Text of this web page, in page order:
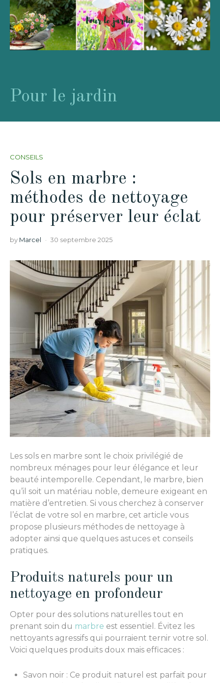
Pour le jardin
CONSEILS
Sols en marbre :
méthodes de nettoyage
pour préserver leur éclat
by Marcel 30 septembre 2025
Les sols en marbre sont le choix privilégié de
nombreux ménages pour leur élégance et leur
beauté intemporelle. Cependant, le marbre, bien
qu’il soit un matériau noble, demeure exigeant en
matière d’entretien. Si vous cherchez à conserver
l’éclat de votre sol en marbre, cet article vous
propose plusieurs méthodes de nettoyage à
adopter ainsi que quelques astuces et conseils
pratiques.
Produits naturels pour un
nettoyage en profondeur
Opter pour des solutions naturelles tout en
prenant soin du marbre est essentiel. Évitez les
nettoyants agressifs qui pourraient ternir votre sol.
Voici quelques produits doux mais efficaces :
Savon noir : Ce produit naturel est parfait pour